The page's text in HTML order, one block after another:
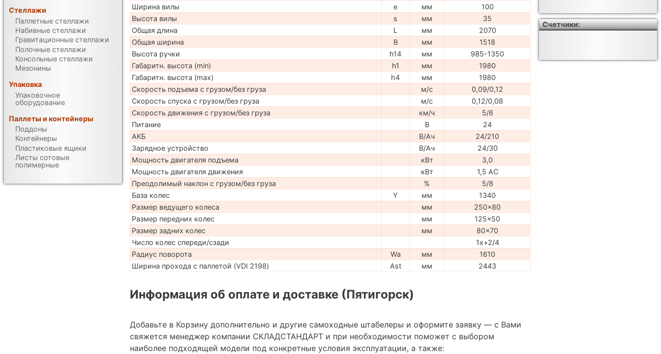
Ширина вилы
e мм
100
Высота вилы
s мм
35
Общая длина
L мм
2070
Общая ширина
B мм
1518
Высота ручки
h14 мм
985-1350
Габаритн. высота (min)
h1 мм
1980
Габаритн. высота (max)
h4 мм
1980
Скорость подъема с грузом/без груза
м/с
0,09/0,12
Скорость спуска с грузом/без груза
м/с
0,12/0,08
Скорость движения с грузом/без груза
км/ч
5/6
Питание
В
24
АКБ
В/Ач
24/210
Зарядное устройство
В/Ач
24/30
Мощность двигателя подъема
кВт
3,0
Мощность двигателя движения
кВт
1,5 AC
Преодолимый наклон с грузом/без груза
%
5/8
База колес
Y мм
1340
Размер ведущего колеса
мм
250x80
Размер передних колес
мм
125x50
Размер задних колес
мм
80x70
Число колес спереди/сзади
1x+2/4
Радиус поворота
Wa мм
1610
Ширина прохода с паллетой (VDI 2198)
Ast мм 2443
Информация об оплате и доставке (Пятигорск)
Добавьте в Корзину дополнительно и другие самоходные штабелеры и оформите заявку — с Вами
свяжется менеджер компании СКЛАДСТАНДАРТ и при необходимости поможет с выбором
наиболее подходящей модели под конкретные условия эксплуатации, а также:
Стеллажи
Паллетные стеллажи
Набивные стеллажи
Гравитационные стеллажи
Полочные стеллажи
Консольные стеллажи
Мезонины
Упаковка
Упаковочное
оборудование
Паллеты и контейнеры
Поддоны
Контейнеры
Пластиковые ящики
Листы сотовые
полимерные
Счетчики: